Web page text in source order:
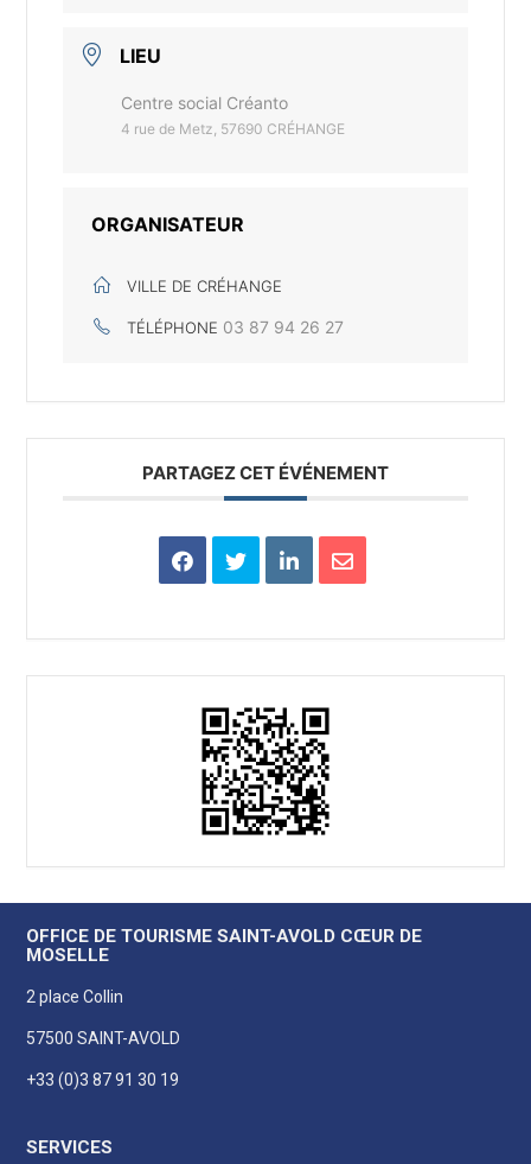
LIEU
Centre social Créanto
4 rue de Metz, 57690 CRÉHANGE
ORGANISATEUR
VILLE DE CRÉHANGE
TÉLÉPHONE 03 87 94 26 27
PARTAGEZ CET ÉVÉNEMENT
OFFICE DE TOURISME SAINT-AVOLD CŒUR DE
MOSELLE
2 place Collin
57500 SAINT-AVOLD
+33 (0)3 87 91 30 19
SERVICES